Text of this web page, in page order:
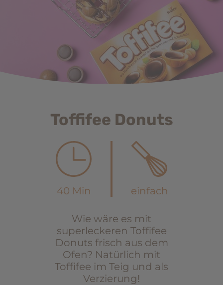
Toffifee Donuts
40 Min einfach
Wie wäre es mit
superleckeren Toffifee
Donuts frisch aus dem
Ofen? Natürlich mit
Toffifee im Teig und als
Verzierung!